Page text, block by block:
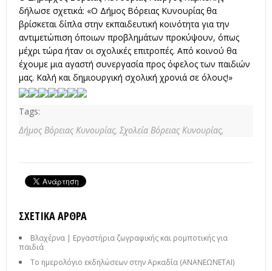
δήλωσε σχετικά: «Ο Δήμος Βόρειας Κυνουρίας θα
βρίσκεται δίπλα στην εκπαιδευτική κοινότητα για την
αντιμετώπιση όποιων προβλημάτων προκύψουν, όπως
μέχρι τώρα ήταν οι σχολικές επιτροπές. Από κοινού θα
έχουμε μια αγαστή συνεργασία προς όφελος των παιδιών
μας. Καλή και δημιουργική σχολική χρονιά σε όλους!»
Tags:
Δήμος Βόρειας Κυνουρίας, Σχολεία Βόρειας Κυνουρίας,
ΣΧΕΤΙΚΆ ΆΡΘΡΑ
Βλαχέρνα | Εργαστήρια ζωγραφικής και ρομποτικής για
παιδιά
Το ημερολόγιο εκδηλώσεων στην Αρκαδία (ΑΝΑΝΕΩΝΕΤΑΙ)